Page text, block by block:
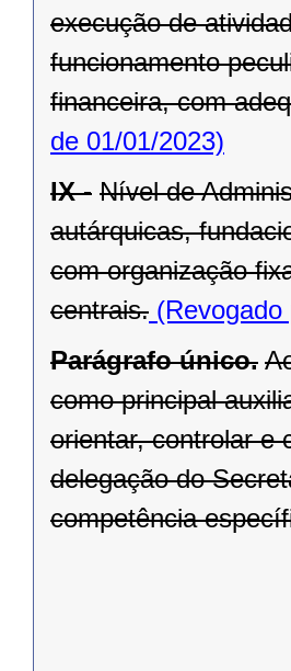
execução de
funcionamento
financeira, com
de 01/01/2023)
IX - Nível de
autárquicas,
com organização
centrais.
Parágrafo único.
como principal
orientar, controlar e
delegação do
competência